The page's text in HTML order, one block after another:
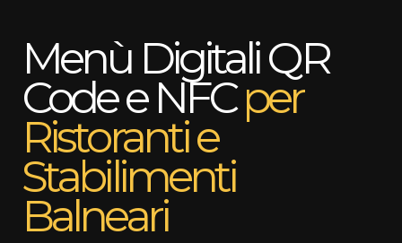
Menù Digitali QR
Code e NFCper
Ristoranti e
Stabilimenti
Balneari